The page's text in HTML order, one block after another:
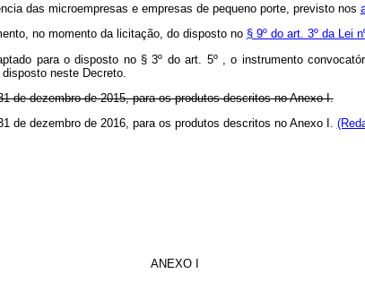
das microempresas e empresas de pequeno porte, previsto nos
no momento da licitação, do disposto no § 9º do art. 3º da Lei
para o disposto no § 3º do art. 5º , o instrumento
neste Decreto.
de dezembro de 2015, para os produtos descritos no Anexo I.
de dezembro de 2016, para os produtos descritos no Anexo I.
ANEXO I